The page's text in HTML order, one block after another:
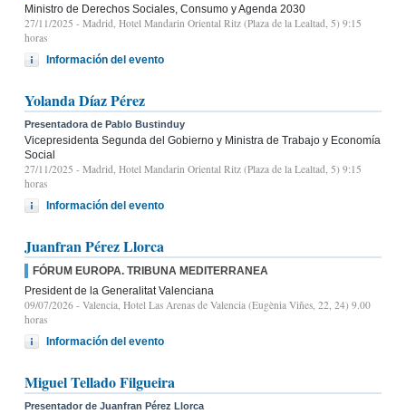
Ministro de Derechos Sociales, Consumo y Agenda 2030
27/11/2025 - Madrid, Hotel Mandarin Oriental Ritz (Plaza de la Lealtad, 5) 9:15
horas
Información del evento
Yolanda Díaz Pérez
Presentadora de Pablo Bustinduy
Vicepresidenta Segunda del Gobierno y Ministra de Trabajo y Economía
Social
27/11/2025 - Madrid, Hotel Mandarin Oriental Ritz (Plaza de la Lealtad, 5) 9:15
horas
Información del evento
Juanfran Pérez Llorca
FÓRUM EUROPA. TRIBUNA MEDITERRANEA
President de la Generalitat Valenciana
09/07/2026 - Valencia, Hotel Las Arenas de Valencia (Eugènia Viñes, 22, 24) 9.00
horas
Información del evento
Miguel Tellado Filgueira
Presentador de Juanfran Pérez Llorca